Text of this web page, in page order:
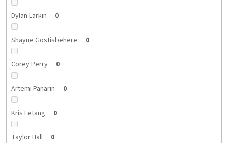
Dylan Larkin 0
Shayne Gostisbehere 0
Corey Perry 0
Artemi Panarin 0
Kris Letang 0
Taylor Hall 0